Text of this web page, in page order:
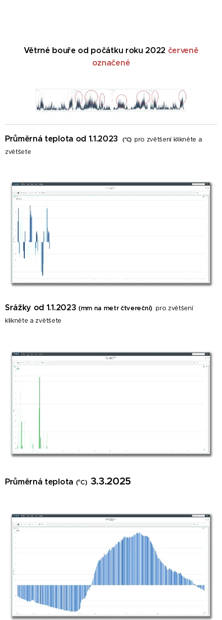
Větrné bouře od počátku roku 2022 červeně
označené
Průměrná teplota od 1.1.2023(°C) pro zvětšení klikněte a
zvětšete
Srážky od 1.1.2023 (mm na metr čtvereční)pro zvětšení
klikněte a zvětšete
Průměrná teplota (°C) 3.3.2025